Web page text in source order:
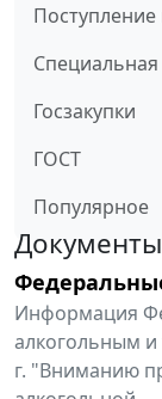
Поступление
Госзакупки
ГОСТ
Популярное
Документы
Информация
алкогольным и
г. "Вниманию